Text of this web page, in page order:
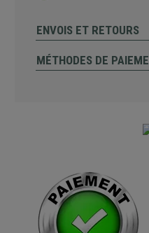
ENVOIS ET RETOURS
MÉTHODES DE